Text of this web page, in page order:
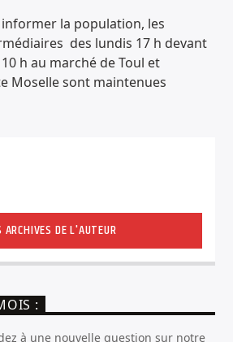
la population, les
des lundis 17 h devant
h au marché de Toul et
Moselle sont maintenues
ARCHIVES DE L'AUTEUR
:
à une nouvelle question sur notre